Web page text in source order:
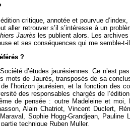
critique, annotée et pourvue
aller retrouver s’il s’intéresse à un
Jaurès les publient alors. Les
et ses conséquences qui me semble-t-
?
d’études jaurésiennes. Ce
mots de Jaurès, transposés de sa
jaurésien, et la fonction des
des responsables chargés de
de pensée : outre Madeleine et moi,
Alain Chatriot, Vincent Duclert,
Sophie Hogg-Grandjean,
technique Ruben Muller.